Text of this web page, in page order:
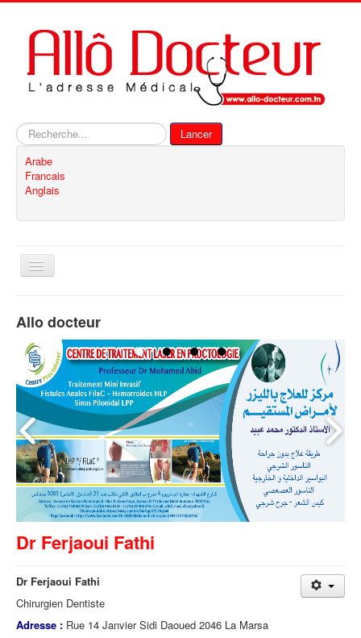
Rechercher
Lancer
Arabe
Francais
Anglais
Basculer
Contact
Allo docteur
Dr Ferjaoui Fathi
Dr Ferjaoui Fathi
Chirurgien Dentiste
Adresse : Rue 14 Janvier Sidi Daoued 2046 La Marsa